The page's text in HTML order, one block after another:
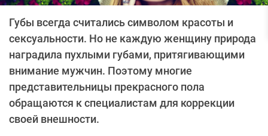
Губы всегда считались символом красоты и
сексуальности. Но не каждую женщину природа
наградила пухлыми губами, притягивающими
внимание мужчин. Поэтому многие
представительницы прекрасного пола
обращаются к специалистам для коррекции
своей внешности.